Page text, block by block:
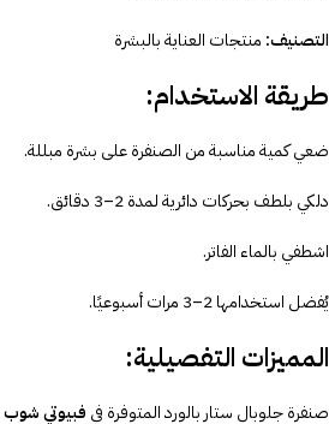
التصنيف: منتجات العناية بالبشرة
طريقة الاستخدام:
ضعي كمية مناسبة من الصنفرة على بشرة مبللة.
دلكي بلطف بحركات دائرية لمدة 2–3 دقائق.
اشطفي بالماء الفاتر.
يُفضل استخدامها 2–3 مرات أسبوعيًا.
المميزات التفصيلية:
صنفرة جلوبال ستار بالورد المتوفرة في فبيوتي شوب